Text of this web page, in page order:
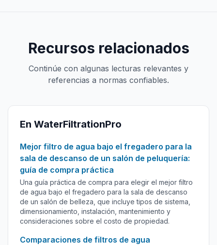
Recursos relacionados
Continúe con algunas lecturas relevantes y
referencias a normas confiables.
En WaterFiltrationPro
Mejor filtro de agua bajo el fregadero para la
sala de descanso de un salón de peluquería:
guía de compra práctica
Una guía práctica de compra para elegir el mejor filtro
de agua bajo el fregadero para la sala de descanso
de un salón de belleza, que incluye tipos de sistema,
dimensionamiento, instalación, mantenimiento y
consideraciones sobre el costo de propiedad.
Comparaciones de filtros de agua